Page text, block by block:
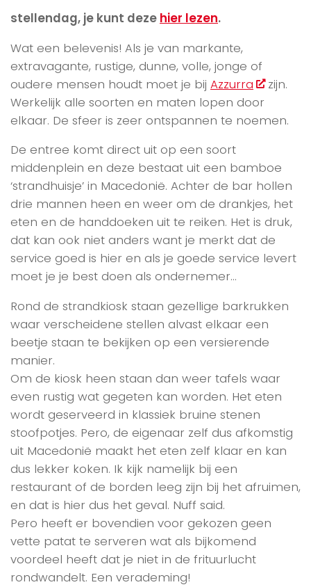
stellendag, je kunt deze hier lezen.
Wat een belevenis! Als je van markante,
extravagante, rustige, dunne, volle, jonge of
oudere mensen houdt moet je bij Azzurra
zijn.
Werkelijk alle soorten en maten lopen door
elkaar. De sfeer is zeer ontspannen te noemen.
De entree komt direct uit op een soort
middenplein en deze bestaat uit een bamboe
‘strandhuisje’ in Macedonië. Achter de bar hollen
drie mannen heen en weer om de drankjes, het
eten en de handdoeken uit te reiken. Het is druk,
dat kan ook niet anders want je merkt dat de
service goed is hier en als je goede service levert
moet je je best doen als ondernemer…
Rond de strandkiosk staan gezellige barkrukken
waar verscheidene stellen alvast elkaar een
beetje staan te bekijken op een versierende
manier.
Om de kiosk heen staan dan weer tafels waar
even rustig wat gegeten kan worden. Het eten
wordt geserveerd in klassiek bruine stenen
stoofpotjes. Pero, de eigenaar zelf dus afkomstig
uit Macedonië maakt het eten zelf klaar en kan
dus lekker koken. Ik kijk namelijk bij een
restaurant of de borden leeg zijn bij het afruimen,
en dat is hier dus het geval. Nuff said.
Pero heeft er bovendien voor gekozen geen
vette patat te serveren wat als bijkomend
voordeel heeft dat je niet in de frituurlucht
rondwandelt. Een verademing!